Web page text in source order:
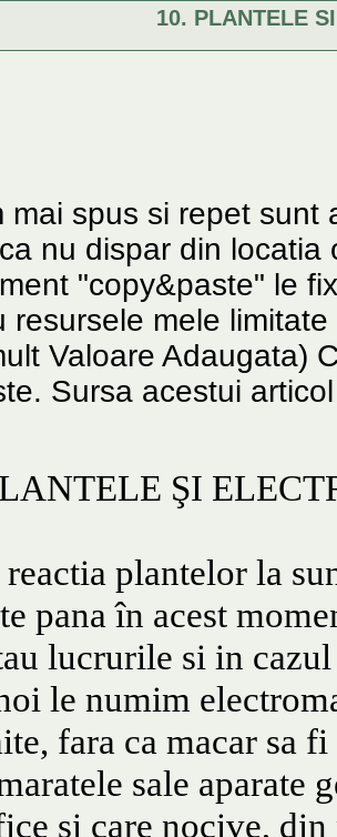
10. PLANTELE
spus si repet sunt
nu dispar din
"copy&paste" le
resursele mele
Valoare Adaugata)
Sursa acestui
ŞI
reactia plantelor la
pana în acest
lucrurile si in
le numim
fara ca macar sa
sale aparate
si care nocive,